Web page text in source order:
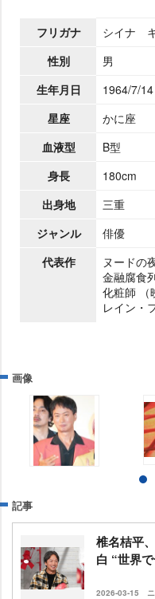
フリガナ
シイナ
性別
男
生年月日
1964/7/14
星座
かに座
血液型
B型
身長
180cm
出身地
三重
ジャンル
俳優
代表作
ヌードの
金融腐食
化粧師 （
レイン・
画像
記事
椎名桔平
白 “世界
2026-03-15